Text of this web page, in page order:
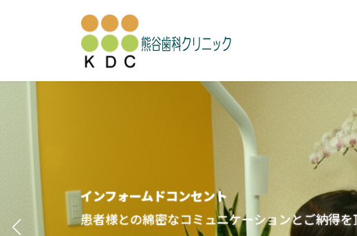
得を頂いた上で、診察・治療・お口のケアを行います。